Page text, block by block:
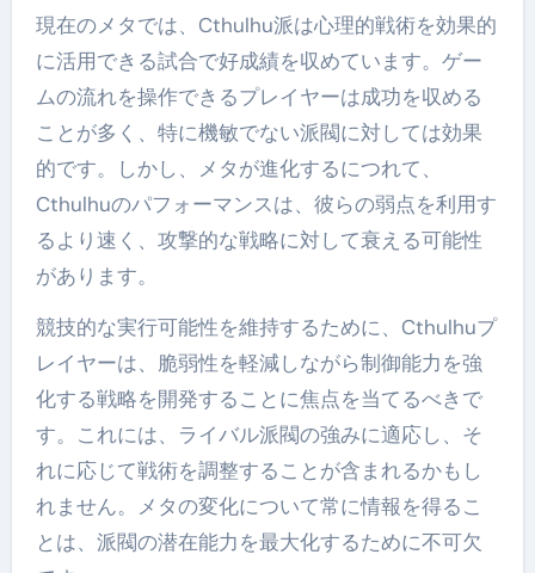
現在のメタでは、Cthulhu派は心理的戦術を効果的
に活用できる試合で好成績を収めています。ゲー
ムの流れを操作できるプレイヤーは成功を収める
ことが多く、特に機敏でない派閥に対しては効果
的です。しかし、メタが進化するにつれて、
Cthulhuのパフォーマンスは、彼らの弱点を利用す
るより速く、攻撃的な戦略に対して衰える可能性
があります。
競技的な実行可能性を維持するために、Cthulhuプ
レイヤーは、脆弱性を軽減しながら制御能力を強
化する戦略を開発することに焦点を当てるべきで
す。これには、ライバル派閥の強みに適応し、そ
れに応じて戦術を調整することが含まれるかもし
れません。メタの変化について常に情報を得るこ
とは、派閥の潜在能力を最大化するために不可欠